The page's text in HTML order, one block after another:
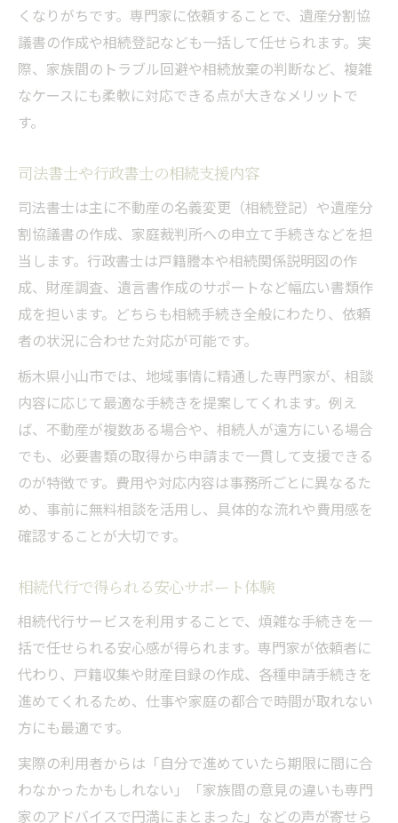
くなりがちです。専門家に依頼することで、遺産分割協
議書の作成や相続登記なども一括して任せられます。実
際、家族間のトラブル回避や相続放棄の判断など、複雑
なケースにも柔軟に対応できる点が大きなメリットで
す。
司法書士や行政書士の相続支援内容
司法書士は主に不動産の名義変更（相続登記）や遺産分
割協議書の作成、家庭裁判所への申立て手続きなどを担
当します。行政書士は戸籍謄本や相続関係説明図の作
成、財産調査、遺言書作成のサポートなど幅広い書類作
成を担います。どちらも相続手続き全般にわたり、依頼
者の状況に合わせた対応が可能です。
栃木県小山市では、地域事情に精通した専門家が、相談
内容に応じて最適な手続きを提案してくれます。例え
ば、不動産が複数ある場合や、相続人が遠方にいる場合
でも、必要書類の取得から申請まで一貫して支援できる
のが特徴です。費用や対応内容は事務所ごとに異なるた
め、事前に無料相談を活用し、具体的な流れや費用感を
確認することが大切です。
相続代行で得られる安心サポート体験
相続代行サービスを利用することで、煩雑な手続きを一
括で任せられる安心感が得られます。専門家が依頼者に
代わり、戸籍収集や財産目録の作成、各種申請手続きを
進めてくれるため、仕事や家庭の都合で時間が取れない
方にも最適です。
実際の利用者からは「自分で進めていたら期限に間に合
わなかったかもしれない」「家族間の意見の違いも専門
家のアドバイスで円満にまとまった」などの声が寄せら